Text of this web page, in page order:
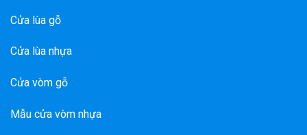
Cửa lùa gỗ
Cửa lùa nhựa
Cửa vòm gỗ
Mẫu cửa vòm nhựa